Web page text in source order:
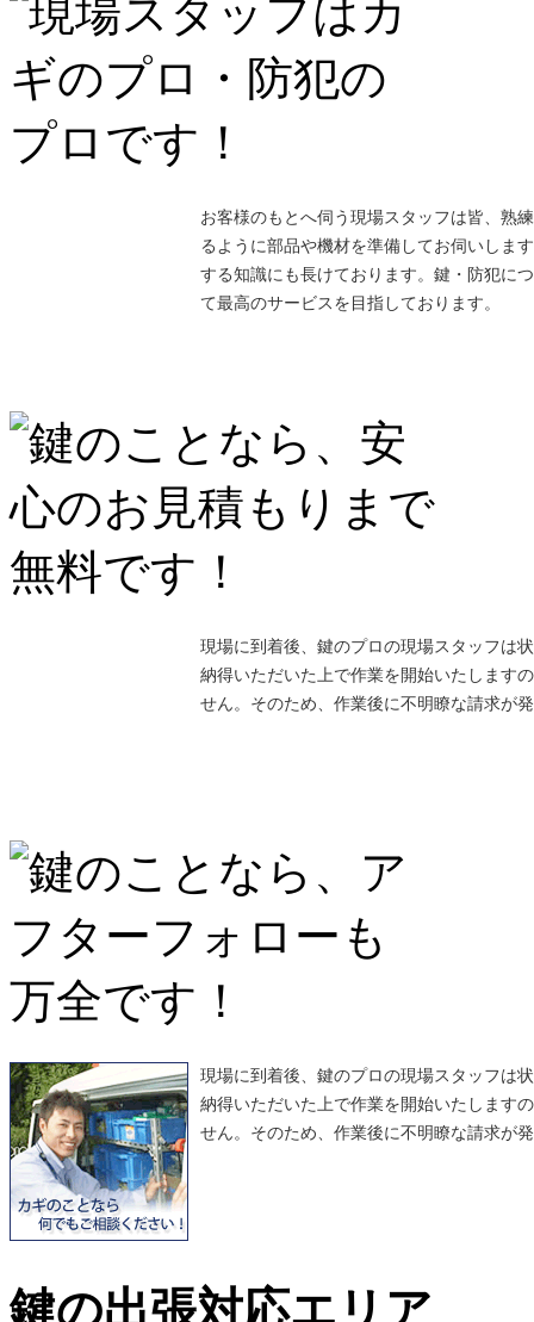
お客様のもとへ伺う現場スタッフは皆、熟
るように部品や機材を準備してお伺いしま
する知識にも長けております。鍵・防犯に
て最高のサービスを目指しております。
現場に到着後、鍵のプロの現場スタッフは
納得いただいた上で作業を開始いたします
せん。そのため、作業後に不明瞭な請求が
現場に到着後、鍵のプロの現場スタッフは
納得いただいた上で作業を開始いたします
せん。そのため、作業後に不明瞭な請求が
鍵の出張対応エリア